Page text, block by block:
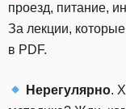
проезд, питание,
За лекции,
в PDF.
Нерегулярно.